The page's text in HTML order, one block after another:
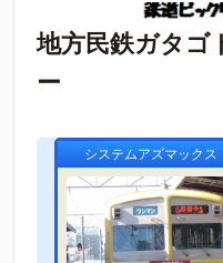
地方民鉄ガタゴ
ー
システムアズマックス